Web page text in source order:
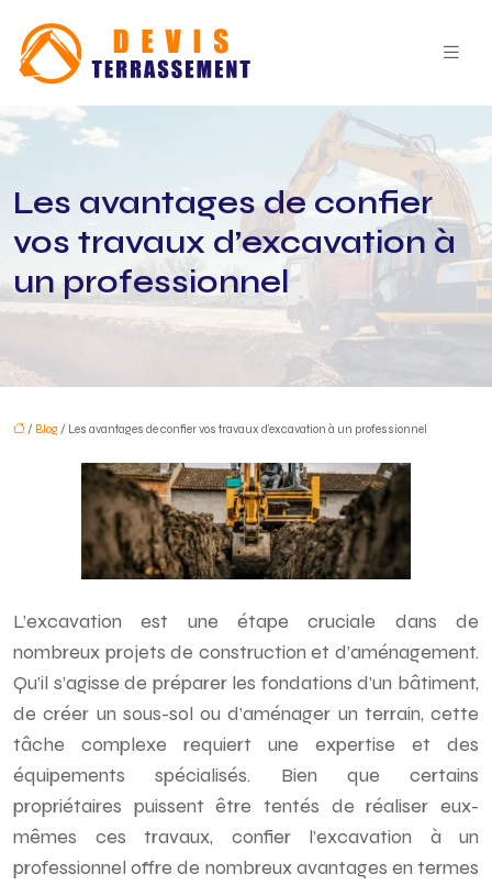
Les avantages de confier
vos travaux d’excavation à
un professionnel
/ Blog / Les avantages de confier vos travaux d’excavation à un professionnel
L’excavation est une étape cruciale dans de
nombreux projets de construction et d’aménagement.
Qu’il s’agisse de préparer les fondations d’un bâtiment,
de créer un sous-sol ou d’aménager un terrain, cette
tâche complexe requiert une expertise et des
équipements spécialisés. Bien que certains
propriétaires puissent être tentés de réaliser eux-
mêmes ces travaux, confier l’excavation à un
professionnel offre de nombreux avantages en termes